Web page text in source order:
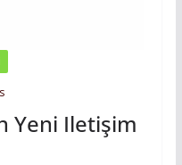
Yeni Iletişim